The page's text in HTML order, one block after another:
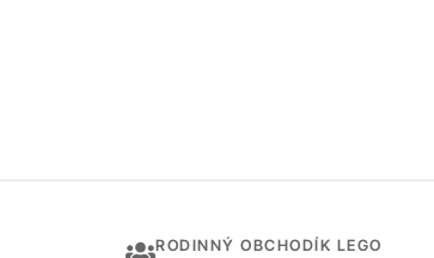
RODINNÝ OBCHODÍK LEGO